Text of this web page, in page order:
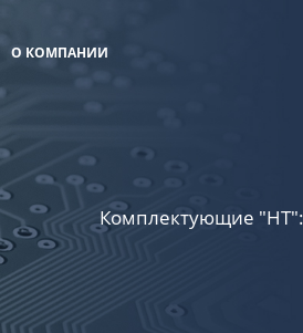
О КОМПАНИИ
Комплектующие